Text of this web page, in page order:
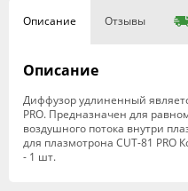
Описание Отзывы
Описание
Диффузор удлиненный
PRO. Предназначен для
воздушного потока внутри
для плазмотрона CUT-81
- 1 шт.